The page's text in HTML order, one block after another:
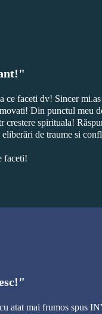
ce faceti dv! Sincer
Din punctul meu
crestere spirituala!
de traume si
faceti!
atat mai frumos spus